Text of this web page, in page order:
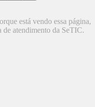
está vendo essa página,
de atendimento da SeTIC.